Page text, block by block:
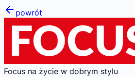
powrót
Focus na życie w dobrym stylu